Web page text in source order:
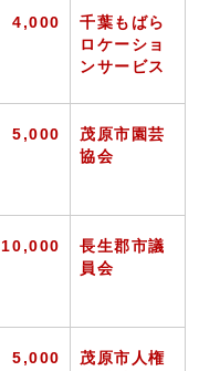
4,000
千葉もばら
ロケーショ
ンサービス
5,000
茂原市園芸
協会
10,000
長生郡市議
員会
5,000
茂原市人権